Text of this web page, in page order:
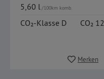
5,60 l/100km komb.
CO₂-Klasse D CO₂
Merken